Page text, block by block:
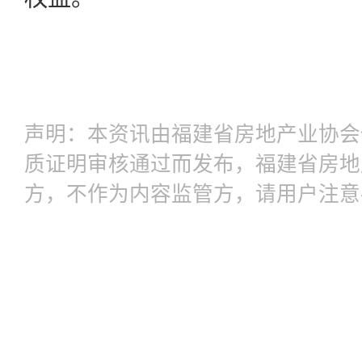
声明：本资讯由福建省房地产业协
质证明审核通过而发布，福建省房
方，不作为内容监管方，请用户注